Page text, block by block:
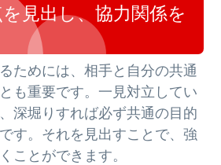
見出し、協力関係を
ためには、相手と自分の共通
も重要です。一見対立してい
深堀りすれば必ず共通の目的
す。それを見出すことで、強
ことができます。